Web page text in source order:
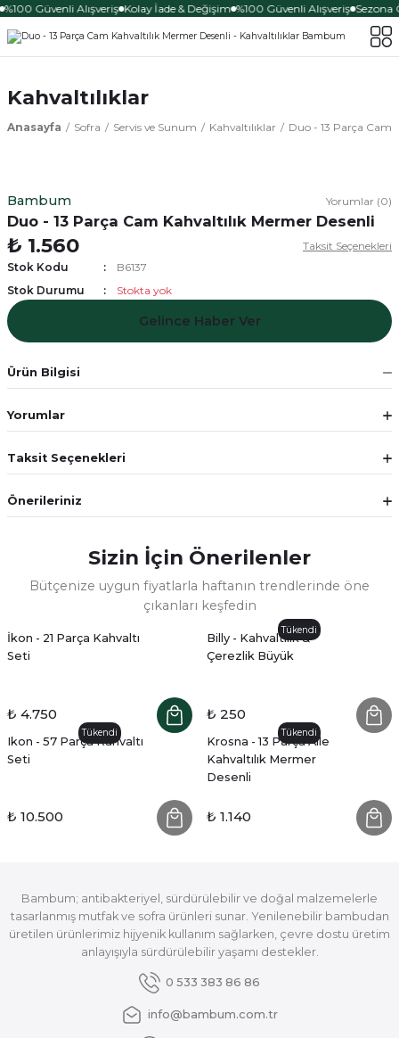
Güvenli Alışveriş Kolay İade & Değişim %100 Güvenli Alışveriş Sezona
Kahvaltılıklar
Anasayfa Sofra Servis ve Sunum Kahvaltılıklar Duo - 13 Parça Cam
Bambum Yorumlar (0)
Duo - 13 Parça Cam Kahvaltılık Mermer Desenli
₺ 1.560
Taksit Seçenekleri
Stok Kodu
B6137
Stok Durumu
Stokta yok
Gelince Haber Ver
Ürün Bilgisi
Yorumlar
Taksit Seçenekleri
Önerileriniz
Sizin İçin Önerilenler
Bütçenize uygun fiyatlarla haftanın trendlerinde öne
çıkanları keşfedin
İkon - 21 Parça Kahvaltı
Seti
₺ 4.750
Tükendi
Billy - Kahvaltılık &
Çerezlik Büyük
₺ 250
Tükendi
Ikon - 57 Parça Kahvaltı
Seti
₺ 10.500
Tükendi
Krosna - 13 Parça Aile
Kahvaltılık Mermer
Desenli
₺ 1.140
Bambum; antibakteriyel, sürdürülebilir ve doğal malzemelerle
tasarlanmış mutfak ve sofra ürünleri sunar. Yenilenebilir bambudan
üretilen ürünlerimiz hijyenik kullanım sağlarken, çevre dostu üretim
anlayışıyla sürdürülebilir yaşamı destekler.
0 533 383 86 86
info@bambum.com.tr